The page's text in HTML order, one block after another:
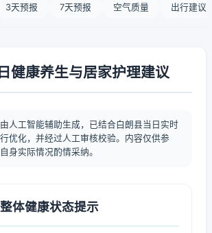
3天预报 7天预报 空气质量 出行建议
健康养生与居家护理建议
人工智能辅助生成，已结合白朗县当日实时
优化，并经过人工审核校验。内容仅供参
身实际情况酌情采纳。
体健康状态提示